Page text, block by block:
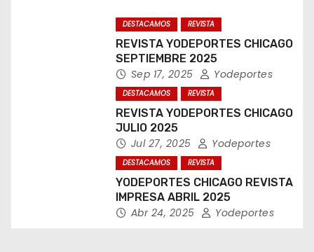
DESTACAMOS REVISTA
REVISTA YODEPORTES CHICAGO
SEPTIEMBRE 2025
Sep 17, 2025 Yodeportes
DESTACAMOS REVISTA
REVISTA YODEPORTES CHICAGO
JULIO 2025
Jul 27, 2025 Yodeportes
DESTACAMOS REVISTA
YODEPORTES CHICAGO REVISTA
IMPRESA ABRIL 2025
Abr 24, 2025 Yodeportes